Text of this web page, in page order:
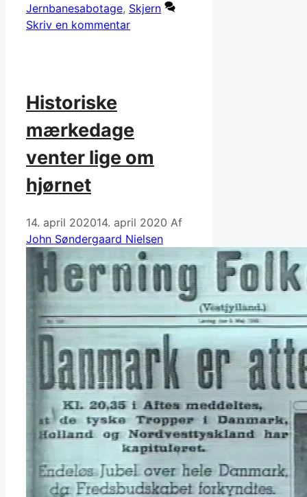
Jernbanesabotage, Skjern
Skriv en kommentar
Historiske
mærkedage
venter lige om
hjørnet
14. april 202014. april 2020 Af
John Søndergaard Nielsen